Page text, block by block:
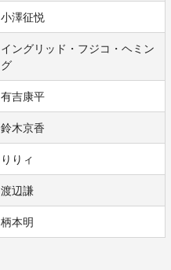
小澤征悦
イングリッド・フジコ・ヘミン
グ
有吉康平
鈴木京香
りりィ
渡辺謙
柄本明